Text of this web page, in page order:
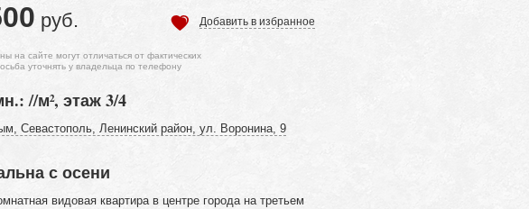
руб. Добавить в избранное
на сайте могут отличаться от фактических
уточнять у владельца по телефону
//м², этаж 3/4
Севастополь, Ленинский район, ул. Воронина, 9
с осени
видовая квартира в центре города на третьем